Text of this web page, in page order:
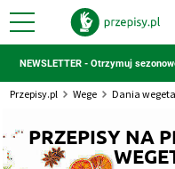
NEWSLETTER - Otrzymuj
Przepisy.pl Wege Dania
PRZEPISY NA